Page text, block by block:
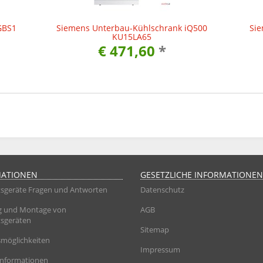
Siemens Unterbau-Kühlschrank iQ500
KU15LA65
€ 471,60 *
Fragen und Antworten
und Montage von
GESETZLICHE INFORMATIONEN
Datenschutz
AGB
Sitemap
Impressum